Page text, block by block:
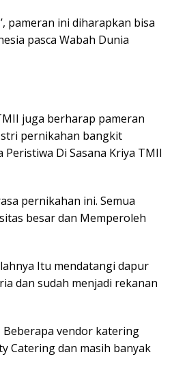
pameran ini diharapkan bisa
pasca Wabah Dunia
juga berharap pameran
pernikahan bangkit
Di Sasana Kriya TMII
pernikahan ini. Semua
besar dan Memperoleh
Itu mendatangi dapur
dan sudah menjadi rekanan
vendor katering
Catering dan masih banyak